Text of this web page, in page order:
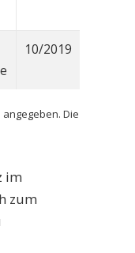
10/2019
Die
im
zum